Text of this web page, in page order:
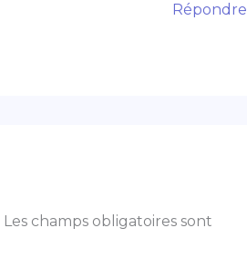
Répondre
Les champs obligatoires sont